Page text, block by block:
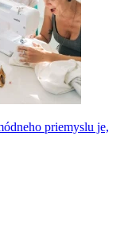
priemyslu je,